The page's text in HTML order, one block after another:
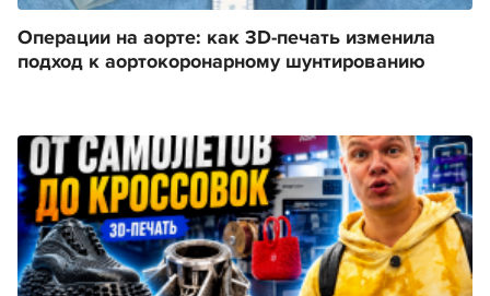
Операции на аорте: как 3D-печать изменила
подход к аортокоронарному шунтированию